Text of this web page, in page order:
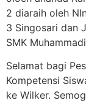
2 diaraih oleh
3 Singosari dan
SMK
Selamat bagi
Kompetensi
ke Wilker.